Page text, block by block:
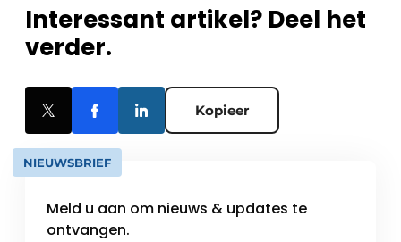
Interessant artikel? Deel het
verder.
Kopieer
NIEUWSBRIEF
Meld u aan om nieuws & updates te
ontvangen.